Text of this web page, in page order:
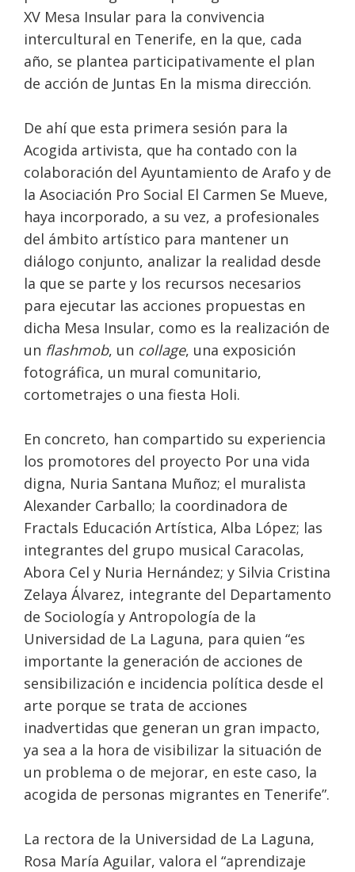
XV Mesa Insular para la convivencia
intercultural en Tenerife, en la que, cada
año, se plantea participativamente el plan
de acción de Juntas En la misma dirección.
De ahí que esta primera sesión para la
Acogida artivista, que ha contado con la
colaboración del Ayuntamiento de Arafo y de
la Asociación Pro Social El Carmen Se Mueve,
haya incorporado, a su vez, a profesionales
del ámbito artístico para mantener un
diálogo conjunto, analizar la realidad desde
la que se parte y los recursos necesarios
para ejecutar las acciones propuestas en
dicha Mesa Insular, como es la realización de
un flashmob, un collage, una exposición
fotográfica, un mural comunitario,
cortometrajes o una fiesta Holi.
En concreto, han compartido su experiencia
los promotores del proyecto Por una vida
digna, Nuria Santana Muñoz; el muralista
Alexander Carballo; la coordinadora de
Fractals Educación Artística, Alba López; las
integrantes del grupo musical Caracolas,
Abora Cel y Nuria Hernández; y Silvia Cristina
Zelaya Álvarez, integrante del Departamento
de Sociología y Antropología de la
Universidad de La Laguna, para quien “es
importante la generación de acciones de
sensibilización e incidencia política desde el
arte porque se trata de acciones
inadvertidas que generan un gran impacto,
ya sea a la hora de visibilizar la situación de
un problema o de mejorar, en este caso, la
acogida de personas migrantes en Tenerife”.
La rectora de la Universidad de La Laguna,
Rosa María Aguilar, valora el “aprendizaje